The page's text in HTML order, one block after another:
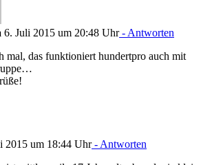
6. Juli 2015 um 20:48 Uhr- Antworten
mal, das funktioniert hundertpro auch mit
2015 um 18:44 Uhr- Antworten